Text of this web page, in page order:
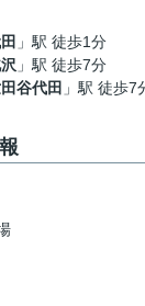
」駅 徒歩1分
」駅 徒歩7分
谷代田 」駅 徒歩7